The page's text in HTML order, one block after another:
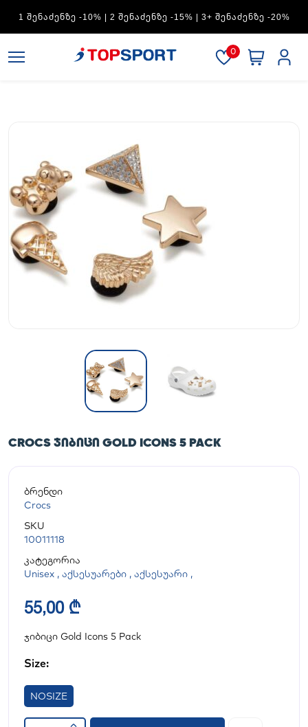
ᲨᲔᲜᲐᲫᲔᲜᲖᲔ -30%
0
CROCS ᲯᲘᲑᲘᲪᲘ GOLD ICONS 5 PACK
ბრენდი
Crocs
SKU
10011118
კატეგორია
Unisex , აქსესუარები , აქსესუარი ,
55,00 ₾
ჯიბიცი Gold Icons 5 Pack
Size:
NOSIZE